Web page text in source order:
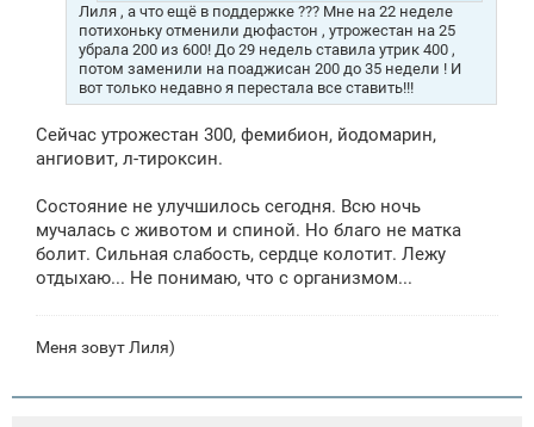
Лиля , а что ещё в поддержке ??? Мне на 22 неделе
потихоньку отменили дюфастон , утрожестан на 25
убрала 200 из 600! До 29 недель ставила утрик 400 ,
потом заменили на поаджисан 200 до 35 недели ! И
вот только недавно я перестала все ставить!!!
Сейчас утрожестан 300, фемибион, йодомарин,
ангиовит, л-тироксин.
Состояние не улучшилось сегодня. Всю ночь
мучалась с животом и спиной. Но благо не матка
болит. Сильная слабость, сердце колотит. Лежу
отдыхаю... Не понимаю, что с организмом...
Меня зовут Лиля)